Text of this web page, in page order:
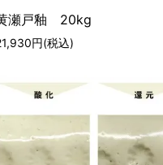
瀬戸釉 20kg
円(税込)